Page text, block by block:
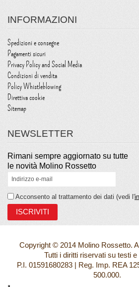
INFORMAZIONI
Spedizioni e consegne
Pagamenti sicuri
Privacy Policy and Social Media
Condizioni di vendita
Policy Whistleblowing
Direttiva cookie
Sitemap
NEWSLETTER
Rimani sempre aggiornato su tutte
le novità Molino Rossetto
Acconsento al trattamento dei dati (vedi l'
Copyright © 2014 Molino Rossetto.
Tutti i diritti riservati su testi e
P.I. 01591680283 | Reg. Imp. REA
500.000.